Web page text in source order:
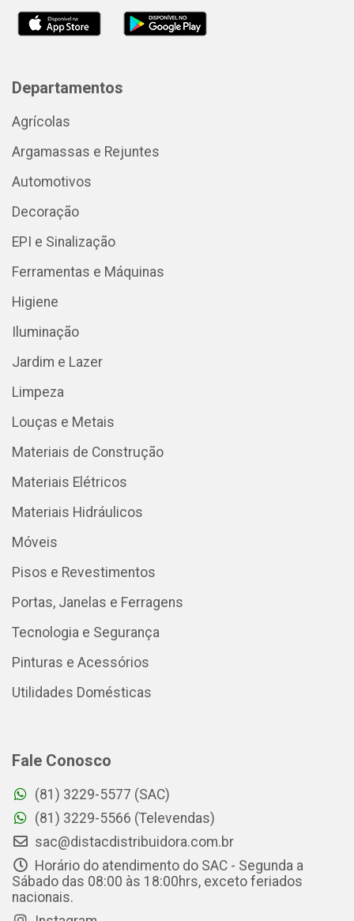
Departamentos
Agrícolas
Argamassas e Rejuntes
Automotivos
Decoração
EPI e Sinalização
Ferramentas e Máquinas
Higiene
Iluminação
Jardim e Lazer
Limpeza
Louças e Metais
Materiais de Construção
Materiais Elétricos
Materiais Hidráulicos
Móveis
Pisos e Revestimentos
Portas, Janelas e Ferragens
Tecnologia e Segurança
Pinturas e Acessórios
Utilidades Domésticas
Fale Conosco
(81) 3229-5577 (SAC)
(81) 3229-5566 (Televendas)
sac@distacdistribuidora.com.br
Horário do atendimento do SAC - Segunda a
Sábado das 08:00 às 18:00hrs, exceto feriados
nacionais.